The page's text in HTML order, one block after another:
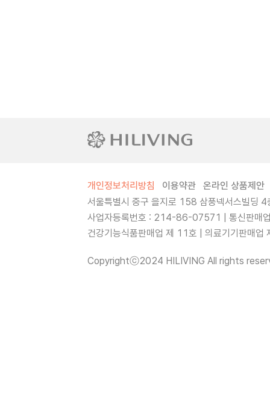
개인정보처리방침 이용약관
온라인 상품제안
서울특별시 중구 을지로 158 삼풍넥서스빌딩
사업자등록번호 : 214-86-07571 | 통신판매
건강기능식품판매업 제 11호 | 의료기기판매
Copyrightⓒ2024 HILIVING All rights